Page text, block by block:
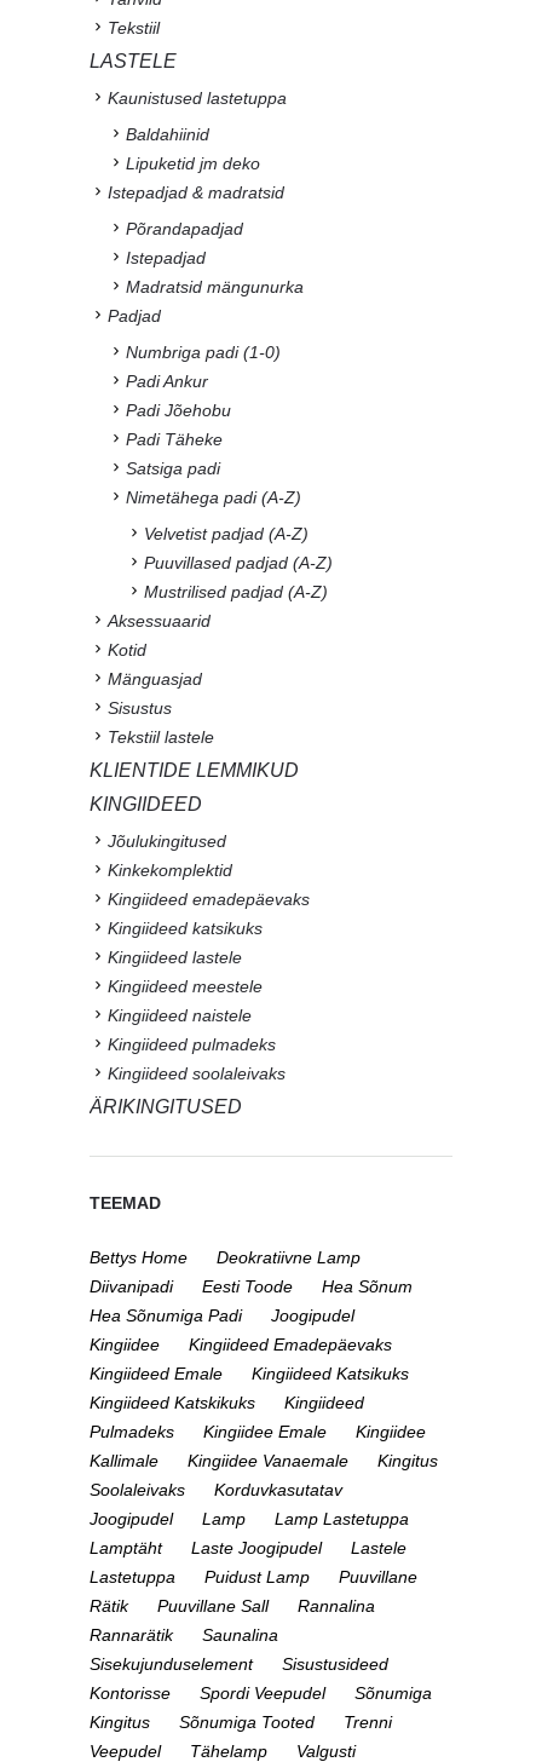
Tekstiil
LASTELE
Kaunistused lastetuppa
Baldahiinid
Lipuketid jm deko
Istepadjad & madratsid
Põrandapadjad
Istepadjad
Madratsid mängunurka
Padjad
Numbriga padi (1-0)
Padi Ankur
Padi Jõehobu
Padi Täheke
Satsiga padi
Nimetähega padi (A-Z)
Velvetist padjad (A-Z)
Puuvillased padjad (A-Z)
Mustrilised padjad (A-Z)
Aksessuaarid
Kotid
Mänguasjad
Sisustus
Tekstiil lastele
KLIENTIDE LEMMIKUD
KINGIIDEED
Jõulukingitused
Kinkekomplektid
Kingiideed emadepäevaks
Kingiideed katsikuks
Kingiideed lastele
Kingiideed meestele
Kingiideed naistele
Kingiideed pulmadeks
Kingiideed soolaleivaks
ÄRIKINGITUSED
TEEMAD
Bettys Home
Deokratiivne Lamp
Diivanipadi
Eesti Toode
Hea Sõnum
Hea Sõnumiga Padi
Joogipudel
Kingiidee
Kingiideed Emadepäevaks
Kingiideed Emale
Kingiideed Katsikuks
Kingiideed Katskikuks
Kingiideed
Pulmadeks
Kingiidee Emale
Kingiidee
Kallimale
Kingiidee Vanaemale
Kingitus
Soolaleivaks
Korduvkasutatav
Joogipudel
Lamp
Lamp Lastetuppa
Lamptäht
Laste Joogipudel
Lastele
Lastetuppa
Puidust Lamp
Puuvillane
Rätik
Puuvillane Sall
Rannalina
Rannarätik
Saunalina
Sisekujunduselement
Sisustusideed
Kontorisse
Spordi Veepudel
Sõnumiga
Kingitus
Sõnumiga Tooted
Trenni
Veepudel
Tähelamp
Valgusti